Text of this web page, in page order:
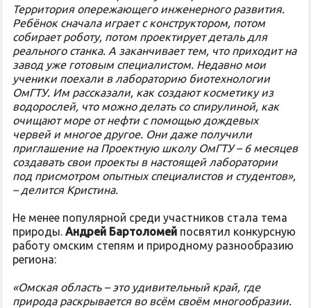
Территория опережающего инженерного развития.
Ребёнок сначала играет с конструктором, потом
собирает роботу, потом проектирует деталь для
реального станка. А заканчивает тем, что приходит на
завод уже готовым специалистом. Недавно мои
ученики поехали в лабораторию биотехнологии
ОмГТУ. Им рассказали, как создают косметику из
водорослей, что можно делать со спирулиной, как
очищают море от нефти с помощью дождевых
червей и многое другое. Они даже получили
приглашение на Проектную школу ОмГТУ – 6 месяцев
создавать свои проекты в настоящей лаборатории
под присмотром опытных специалистов и студентов»,
– делится Кристина.
Не менее популярной среди участников стала тема
природы. Андрей Бартоломей посвятил конкурсную
работу омским степям и природному разнообразию
региона:
«Омская область – это удивительный край, где
природа раскрывается во всём своём многообразии.